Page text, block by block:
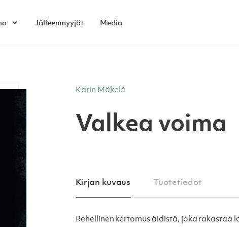
Open child menu
Jälleenmyyjät Media
Karin Mäkelä
Valkea voima
Kirjan kuvaus Tuotetiedot
Rehellinen kertomus äidistä, joka